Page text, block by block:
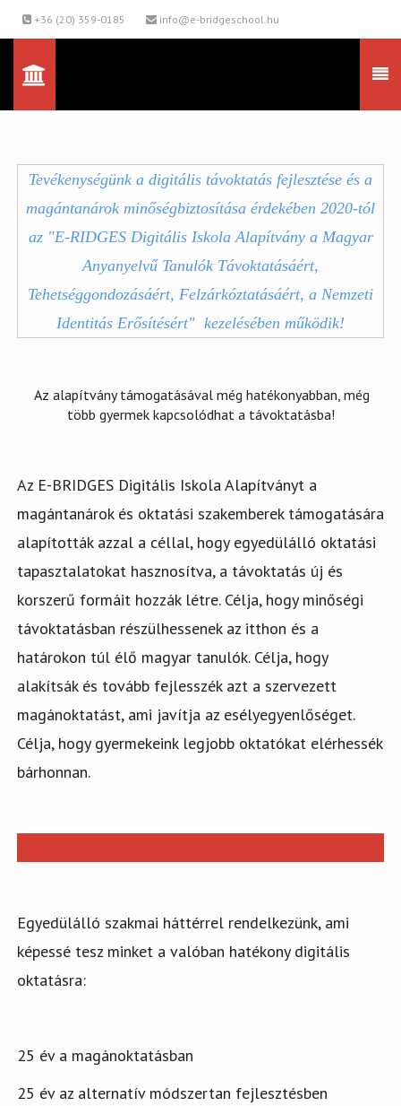
+36 (20) 359-0185 info@e-bridgeschool.hu
Tevékenységünk a digitális távoktatás fejlesztése és a
magántanárok minőségbiztosítása érdekében 2020-tól
az "E-RIDGES Digitális Iskola Alapítvány a Magyar
Anyanyelvű Tanulók Távoktatásáért,
Tehetséggondozásáért, Felzárkóztatásáért, a Nemzeti
Identitás Erősítésért" kezelésében működik!
Az alapítvány támogatásával még hatékonyabban, még
több gyermek kapcsolódhat a távoktatásba!
Az E-BRIDGES Digitális Iskola Alapítványt a
magántanárok és oktatási szakemberek támogatására
alapították azzal a céllal, hogy egyedülálló oktatási
tapasztalatokat hasznosítva, a távoktatás új és
korszerű formáit hozzák létre. Célja, hogy minőségi
távoktatásban részülhessenek az itthon és a
határokon túl élő magyar tanulók. Célja, hogy
alakítsák és tovább fejlesszék azt a szervezett
magánoktatást, ami javítja az esélyegyenlőséget.
Célja, hogy gyermekeink legjobb oktatókat elérhessék
bárhonnan.
Egyedülálló szakmai háttérrel rendelkezünk, ami
képessé tesz minket a valóban hatékony digitális
oktatásra:
25 év a magánoktatásban
25 év az alternatív módszertan fejlesztésben